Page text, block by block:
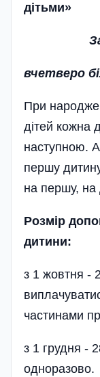
дітьми»
вчетверо
При
дітей кожна
наступною.
першу
на першу, на
Розмір
дитини:
з 1 жовтня -
частинами
з 1 грудня -
одноразово.